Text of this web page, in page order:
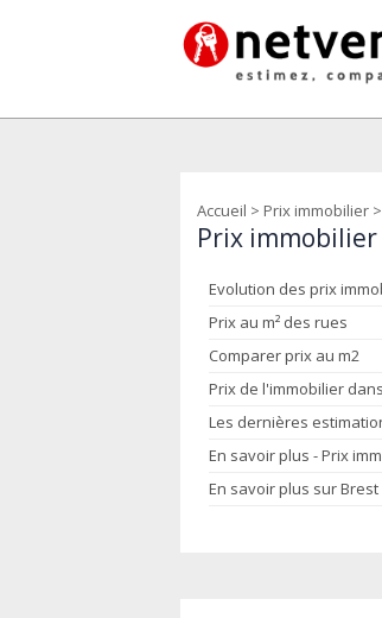
Accueil > Prix immobilier >
Prix
Evolution des prix
Prix au m² des rues
Comparer prix au m2
Prix de l'immobilier
Les dernières
En savoir plus - Prix
En savoir plus sur Brest